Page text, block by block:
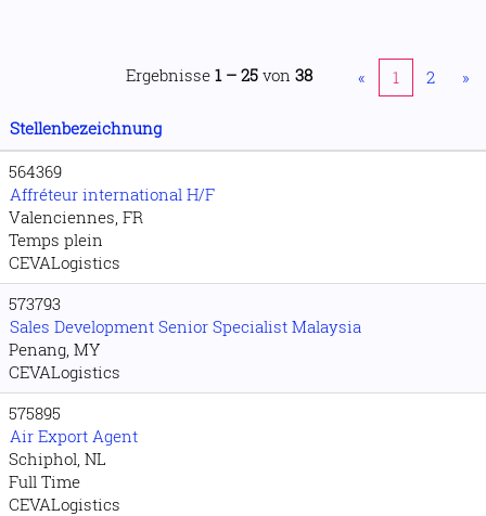
Ergebnisse 1 – 25 von 38 « 1 2 »
Stellenbezeichnung
564369
Affréteur international H/F
Valenciennes, FR
Temps plein
CEVALogistics
573793
Sales Development Senior Specialist Malaysia
Penang, MY
CEVALogistics
575895
Air Export Agent
Schiphol, NL
Full Time
CEVALogistics